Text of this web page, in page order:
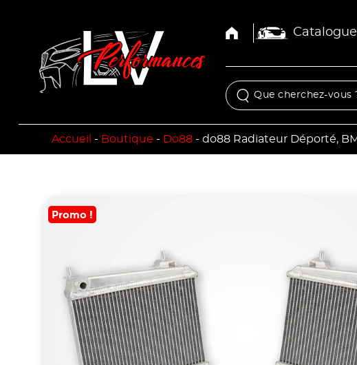
Accueil - Boutique - Do88 - do88 Radiateur Déporté,
Promo !